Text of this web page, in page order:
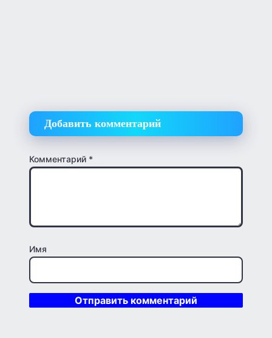
Добавить комментарий
Комментарий *
Имя